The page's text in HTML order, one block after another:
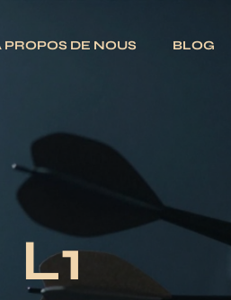
complets
PROPOS DE NOUS BLOG
L1